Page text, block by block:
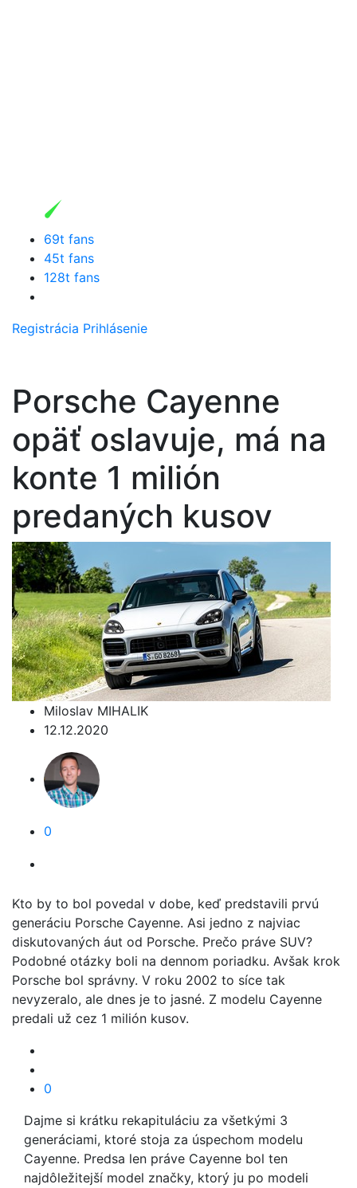
69t fans
45t fans
128t fans
Registrácia Prihlásenie
Porsche Cayenne
opäť oslavuje, má na
konte 1 milión
predaných kusov
Miloslav MIHALIK
12.12.2020
0
Kto by to bol povedal v dobe, keď predstavili prvú
generáciu Porsche Cayenne. Asi jedno z najviac
diskutovaných áut od Porsche. Prečo práve SUV?
Podobné otázky boli na dennom poriadku. Avšak krok
Porsche bol správny. V roku 2002 to síce tak
nevyzeralo, ale dnes je to jasné. Z modelu Cayenne
predali už cez 1 milión kusov.
0
Dajme si krátku rekapituláciu za všetkými 3
generáciami, ktoré stoja za úspechom modelu
Cayenne. Predsa len práve Cayenne bol ten
najdôležitejší model značky, ktorý ju po modeli